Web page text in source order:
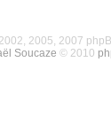
2005, 2007
Soucaze © 2010